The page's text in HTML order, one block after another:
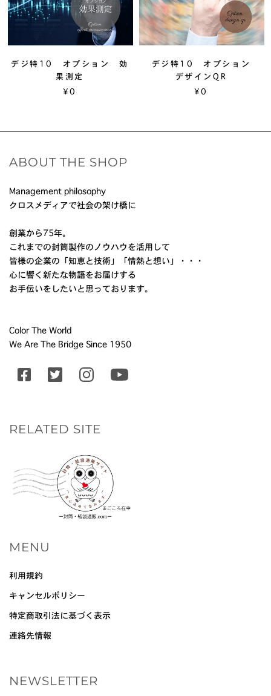
デジ特10 オプション 効
果測定
¥0
デジ特10 オプション
デザインQR
¥0
ABOUT THE SHOP
Management philosophy
クロスメディアで社会の架け橋に
創業から75年。
これまでの封筒製作のノウハウを活用して
皆様の企業の「知恵と技術」「情熱と想い」・・・
心に響く新たな物語をお届けする
お手伝いをしたいと思っております。
Color The World
We Are The Bridge Since 1950
RELATED SITE
MENU
利用規約
キャンセルポリシー
特定商取引法に基づく表示
連絡先情報
NEWSLETTER